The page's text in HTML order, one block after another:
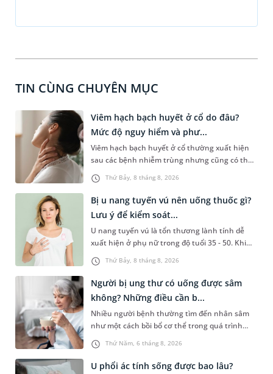
TIN CÙNG CHUYÊN MỤC
Thứ Bảy, 8 tháng 8, 2026
Viêm hạch bạch huyết ở cổ do đâu?
Mức độ nguy hiểm và phư...
Viêm hạch bạch huyết ở cổ thường xuất hiện
sau các bệnh nhiễm trùng nhưng cũng có thể
liên quan đến lao hạch hoặc ung thư. Để tìm
hiểu nguyên nhân gây viêm, mức độ nguy hiểm
và cách thức chẩn đoán bệnh lý này, bạn có thể
theo dõi những thông tin dưới đây.
Thứ Bảy, 8 tháng 8, 2026
Bị u nang tuyến vú nên uống thuốc gì?
Lưu ý để kiểm soát...
U nang tuyến vú là tổn thương lành tính dễ
xuất hiện ở phụ nữ trong độ tuổi 35 - 50. Khi
được chẩn đoán mắc bệnh, nhiều người
thường băn khoăn u nang tuyến vú nên uống
thuốc gì để hạn chế phải phẫu thuật. Bài viết
sau sẽ giúp bạn hiểu đúng về việc dùng thuốc
trong điều trị bệnh lý này và biết cách kiểm
soát bệnh hiệu quả.
Thứ Năm, 6 tháng 8, 2026
Người bị ung thư có uống được sâm
không? Những điều cần b...
Nhiều người bệnh thường tìm đến nhân sâm
như một cách bồi bổ cơ thể trong quá trình
điều trị ung thư. Tuy nhiên, câu hỏi người bị
ung thư có uống được sâm không vẫn khiến
không ít người băn khoăn. Thực tế, nhân sâm
U phổi ác tính sống được bao lâu?